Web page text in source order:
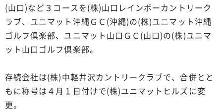
(山口)など３コースを(株)山口レインボーカントリーク
ラブ、ユニマット沖縄ＧＣ(沖縄)の(株)ユニマット沖縄
ゴルフ倶楽部、ユニマット山口ＧＣ(山口)の(株)ユニマ
ット山口ゴルフ倶楽部。
存続会社は(株)中軽井沢カントリークラブで、合併とと
もに称号は４月１日付けで(株)ユニマットヒルズに変
更。